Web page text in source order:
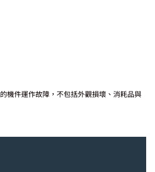
機件運作故障，不包括外觀損壞、消耗品與